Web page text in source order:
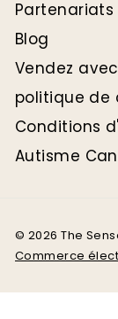
Partenariats
Blog
Vendez
politique de
Conditions
Autisme
© 2026 The
Commerce